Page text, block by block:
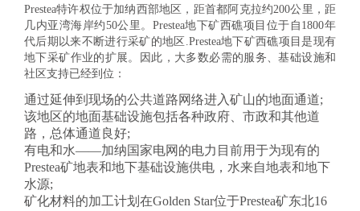
Prestea特许权位于加纳西部地区，距首都阿克拉约200公里，距
几内亚湾海岸约50公里。Prestea地下矿西礁项目位于自1800年
代后期以来不断进行采矿的地区.Prestea地下矿西礁项目是现有
地下采矿作业的扩展。因此，大多数必需的服务、基础设施和
社区支持已经到位：
通过延伸到现场的公共道路网络进入矿山的地面通道;
该地区的地面基础设施包括各种政府、市政和其他道
路，总体通道良好;
有电和水——加纳国家电网的电力目前用于为现有的
Prestea矿地表和地下基础设施供电，水来自地表和地下
水源;
矿化材料的加工计划在Golden Star位于Prestea矿东北16